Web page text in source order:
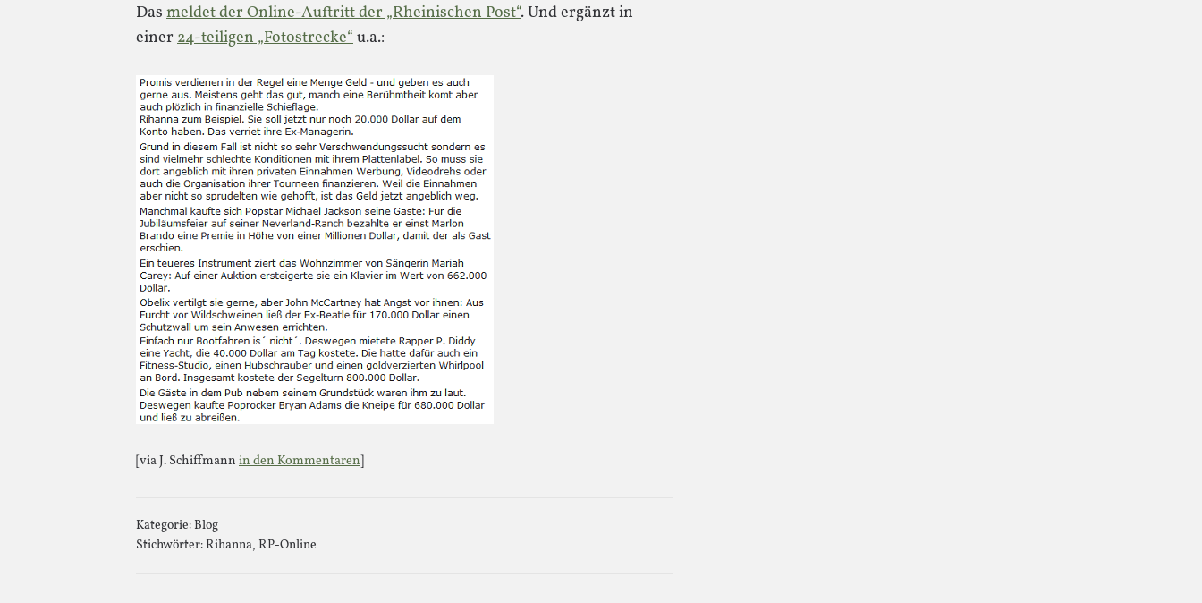
Das meldet der Online-Auftritt der „Rheinischen Post“. Und ergänzt in
einer 24-teiligen „Fotostrecke“u.a.:
[via J. Schiffmann in den Kommentaren]
Kategorie:Blog
Stichwörter: Rihanna, RP-Online